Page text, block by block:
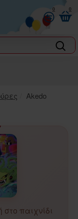
0 0
Akedo
παιχνίδι